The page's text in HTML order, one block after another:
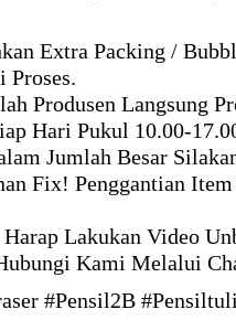
Extra Packing /
Proses.
Produsen Langsung
Hari Pukul 10.00-
Jumlah Besar
Fix! Penggantian
Lakukan Video
Kami Melalui
#Pensil2B